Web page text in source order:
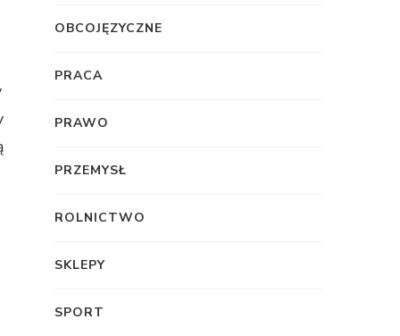
OBCOJĘZYCZNE
PRACA
PRAWO
PRZEMYSŁ
ROLNICTWO
SKLEPY
SPORT